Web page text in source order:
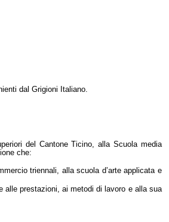
dal Grigioni Italiano.
del Cantone Ticino, alla Scuola media
che:
triennali, alla scuola d’arte applicata e
alle prestazioni, ai metodi di lavoro e alla sua